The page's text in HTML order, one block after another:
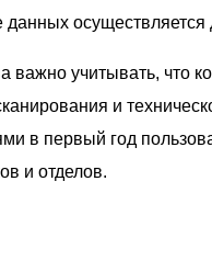
важно учитывать, что
и
в первый год
и отделов.